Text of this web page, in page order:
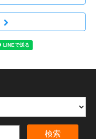
検索